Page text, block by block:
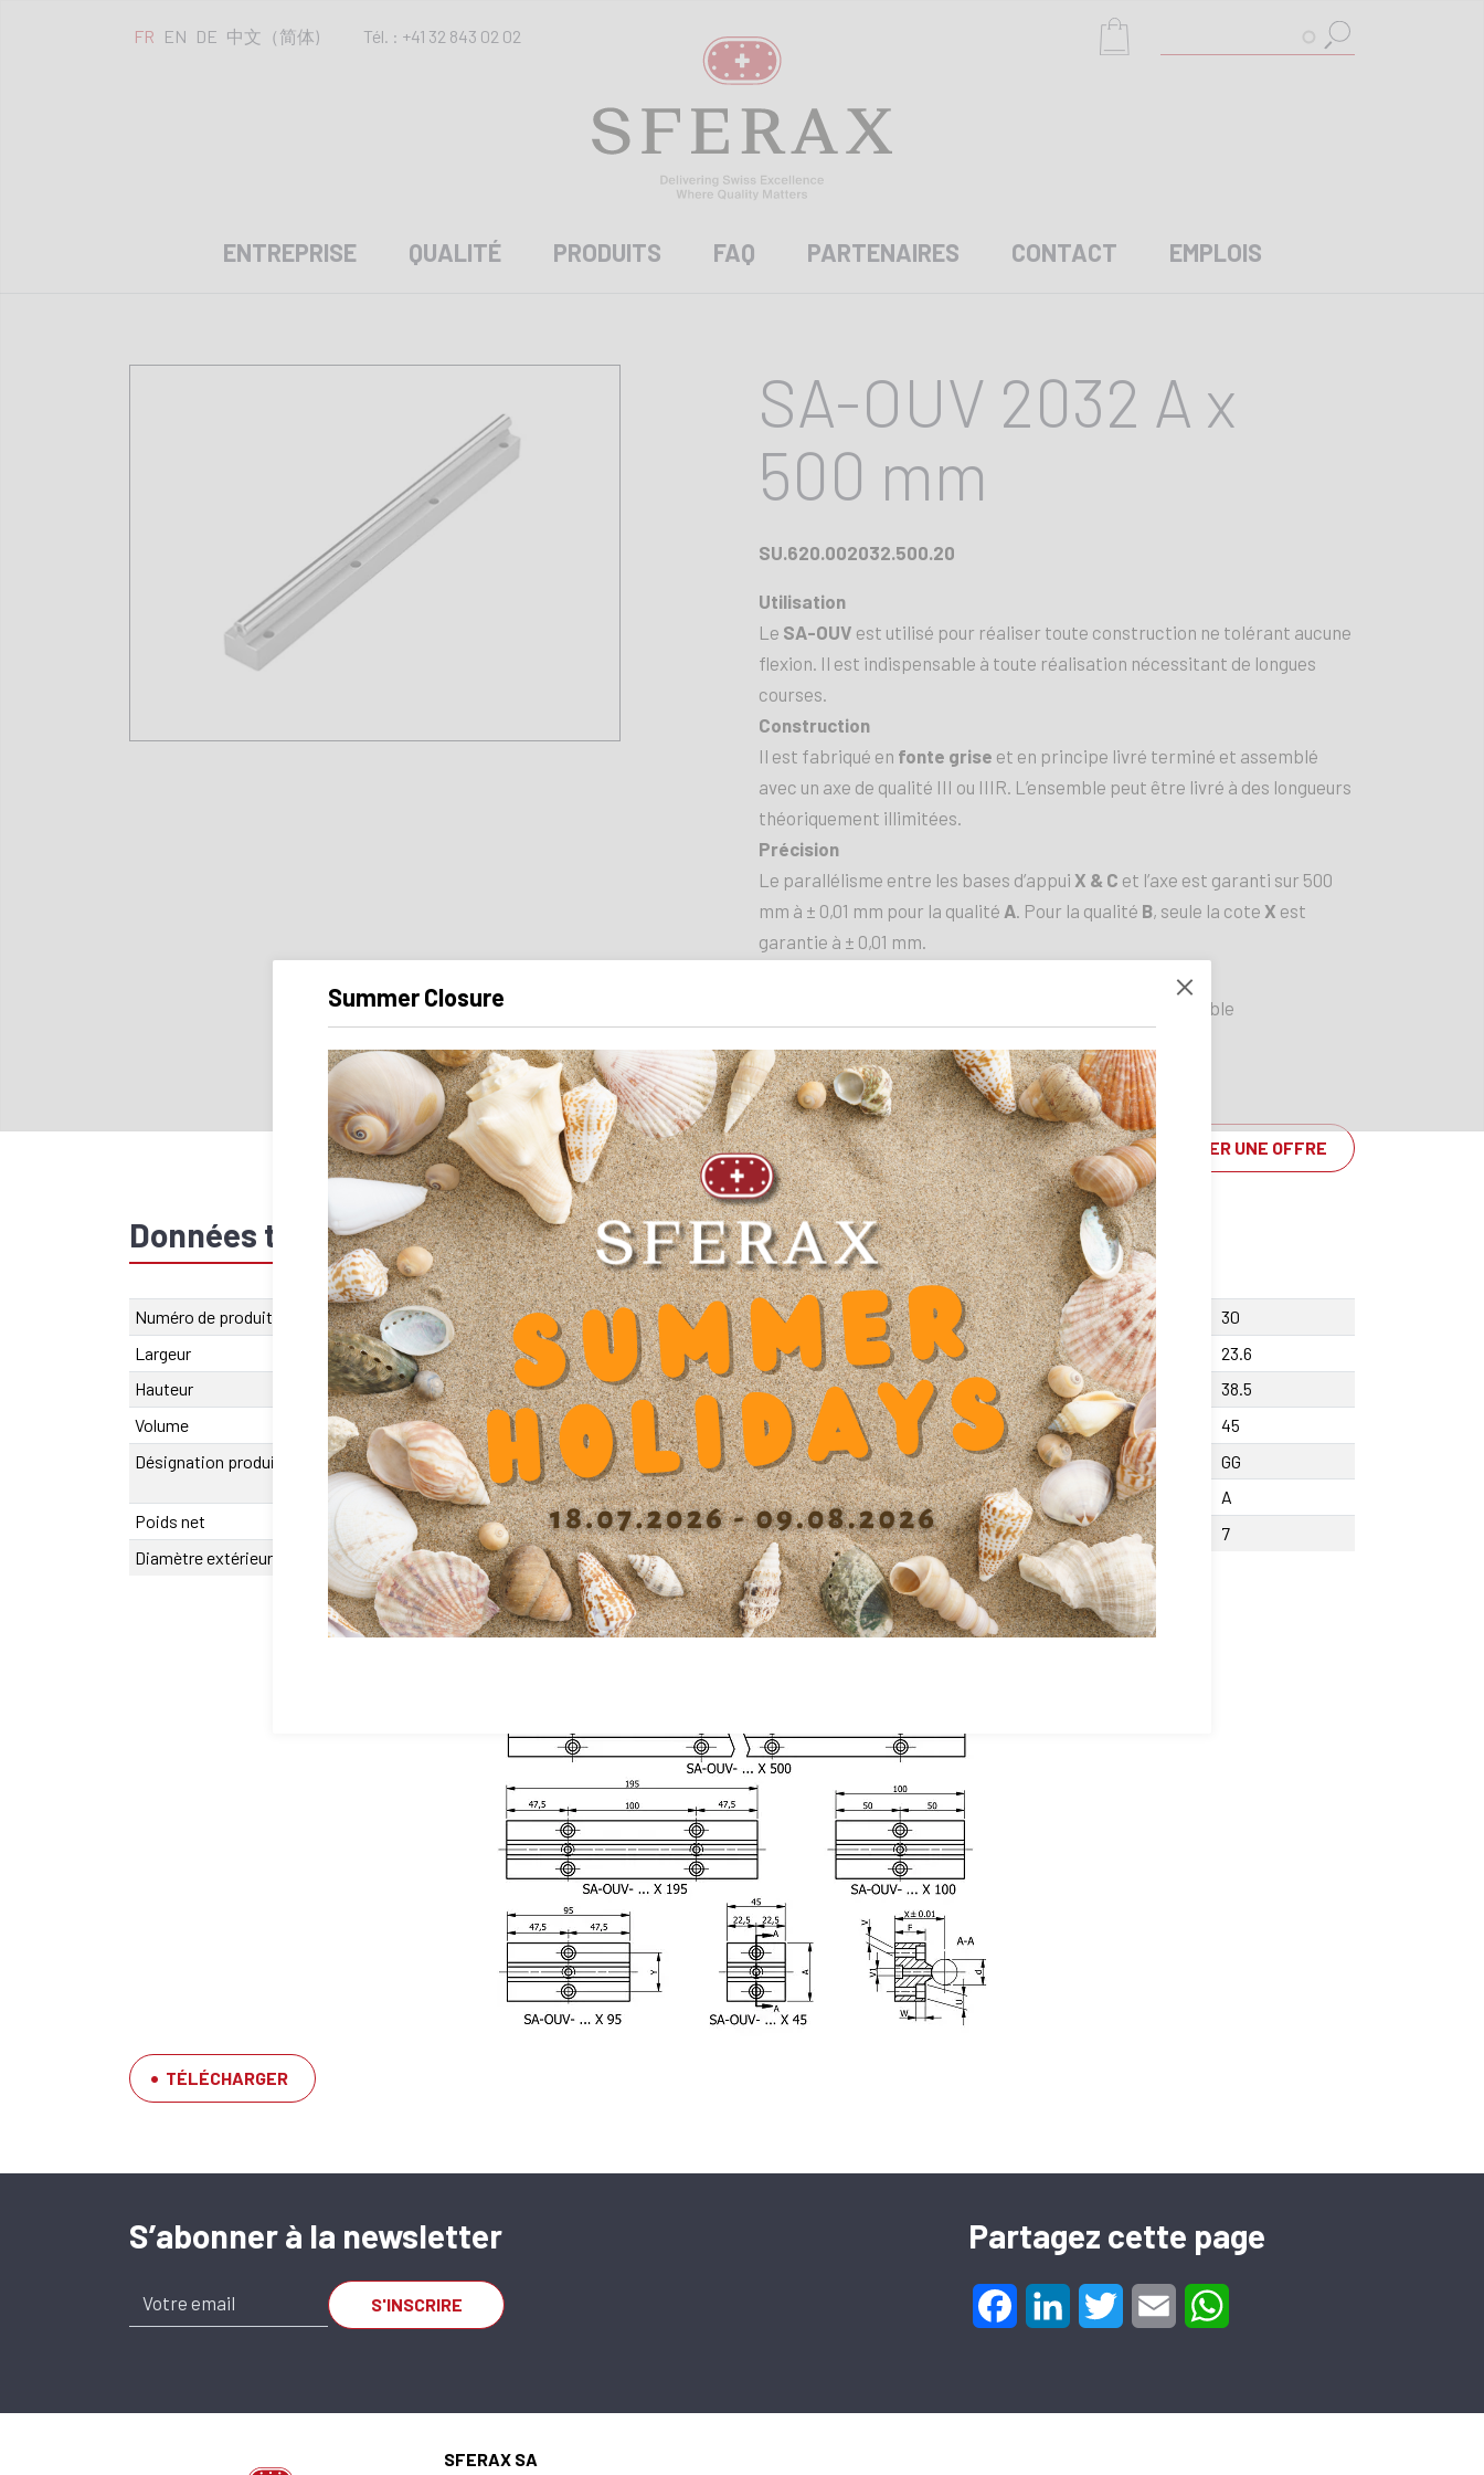
FR EN DE 中文（简体) Tél. : +41 32 843 02 02
ENTREPRISE QUALITÉ PRODUITS FAQ PARTENAIRES CONTACT EMPLOIS
SA-OUV 2032 A x
500 mm
SU.620.002032.500.20
Utilisation
Le SA-OUV est utilisé pour réaliser toute construction ne tolérant aucune
flexion. Il est indispensable à toute réalisation nécessitant de longues
courses.
Construction
Il est fabriqué en fonte grise et en principe livré terminé et assemblé
avec un axe de qualité III ou IIIR. L’ensemble peut être livré à des longueurs
théoriquement illimitées.
Précision
Le parallélisme entre les bases d’appui X & C et l’axe est garanti sur 500
mm à ± 0,01 mm pour la qualité A. Pour la qualité B, seule la cote X est
garantie à ± 0,01 mm.
Disponible
DEMANDER UNE OFFRE
Données techniques Produits recommandés
Numéro de produit
SU.620.002032.500.20
Largeur
45 mm
Hauteur
29 mm
Volume
670500
Désignation produit
SA-OUV 2032 A x
500 mm
Poids net
4150 g
Diamètre extérieur D
0
Diamètre intérieur d
Longueur
500 mm
Coeff. Facteur Dynamique Y
0.000000
Diamètre d'axe d
20
Diamètre Lamage u
11
Diamètre passage vis fixation
support V
6.5
Diamètre passage vis fixation
support V1
5.3
Ecartement vis Y
30
Hauteur F
23.6
Hauteur centre X +/-0.01
38.5
Largeur A
45
Matière
GG
Précision
A
Profondeur Lamage W
7
TÉLÉCHARGER
SA-OUV 2032 A x 500 mm
S’abonner à la newsletter Partagez cette page
FacebookLinkedIn Twitter Email
SFERAX SA
Summer Closure